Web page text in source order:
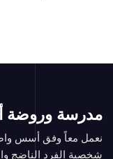
مدرسة وروضة
نعمل معاً وفق أسس
شخصية الفرد الناضج